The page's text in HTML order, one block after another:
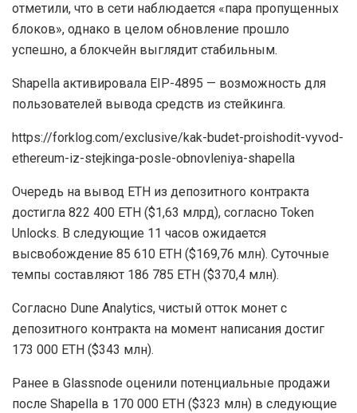
отметили, что в сети наблюдается «пара пропущенных
блоков», однако в целом обновление прошло
успешно, а блокчейн выглядит стабильным.
Shapella активировала EIP-4895 — возможность для
пользователей вывода средств из стейкинга.
https://forklog.com/exclusive/kak-budet-proishodit-vyvod-
ethereum-iz-stejkinga-posle-obnovleniya-shapella
Очередь на вывод ETH из депозитного контракта
достигла 822 400 ETH ($1,63 млрд), согласно Token
Unlocks. В следующие 11 часов ожидается
высвобождение 85 610 ETH ($169,76 млн). Суточные
темпы составляют 186 785 ETH ($370,4 млн).
Согласно Dune Analytics, чистый отток монет с
депозитного контракта на момент написания достиг
173 000 ETH ($343 млн).
Ранее в Glassnode оценили потенциальные продажи
после Shapella в 170 000 ETH ($323 млн) в следующие